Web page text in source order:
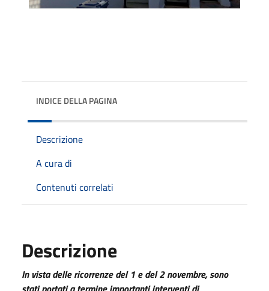
INDICE DELLA PAGINA
Descrizione
A cura di
Contenuti correlati
Descrizione
In vista delle ricorrenze del 1 e del 2 novembre, sono